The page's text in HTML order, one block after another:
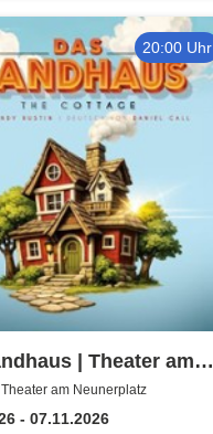
20:00 Uhr
| Theater am
am Neunerplatz
- 07.11.2026